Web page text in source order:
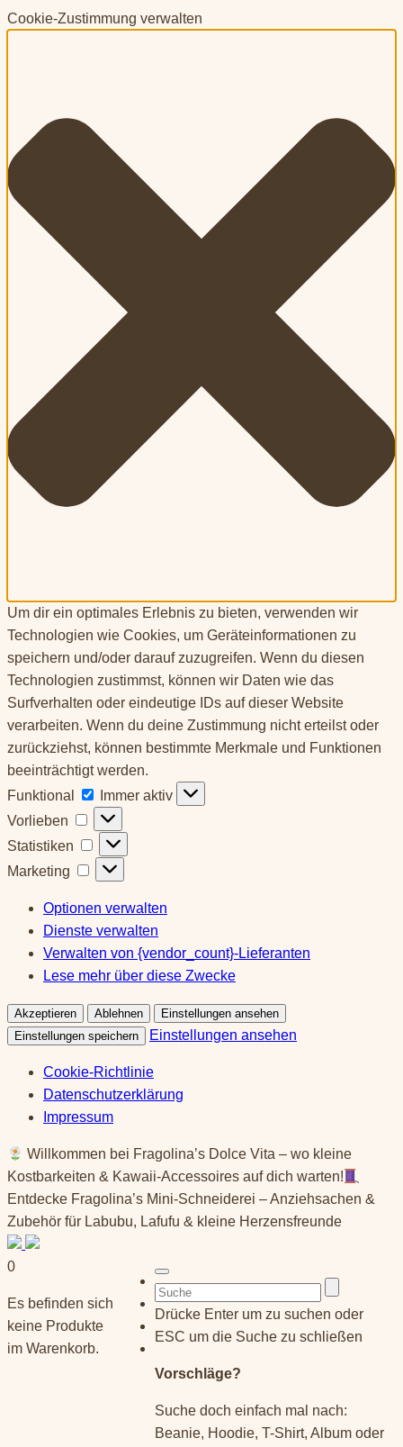
Cookie-Zustimmung verwalten
Um dir ein optimales Erlebnis zu bieten, verwenden wir
Technologien wie Cookies, um Geräteinformationen zu
speichern und/oder darauf zuzugreifen. Wenn du diesen
Technologien zustimmst, können wir Daten wie das
Surfverhalten oder eindeutige IDs auf dieser Website
verarbeiten. Wenn du deine Zustimmung nicht erteilst oder
zurückziehst, können bestimmte Merkmale und Funktionen
beeinträchtigt werden.
Funktional
Funktional
Immer aktiv
Vorlieben
Vorlieben
Statistiken
Statistiken
Marketing
Marketing
Optionen verwalten
Dienste verwalten
Verwalten von {vendor_count}-Lieferanten
Lese mehr über diese Zwecke
Akzeptieren Ablehnen
Einstellungen ansehen
Einstellungen speichern
Einstellungen ansehen
Cookie-Richtlinie
Datenschutzerklärung
Impressum
Springe
zum
Inhalt
Willkommen bei Fragolina’s Dolce Vita – wo kleine
Kostbarkeiten & Kawaii-Accessoires auf dich warten!
Entdecke Fragolina’s Mini-Schneiderei – Anziehsachen &
Zubehör für Labubu, Lafufu & kleine Herzensfreunde
0
Es befinden sich
keine Produkte
im Warenkorb.
Suchen
nach:
Drücke Enter um zu suchen oder
ESC um die Suche zu schließen
Vorschläge?
Suche doch einfach mal nach:
Beanie, Hoodie, T-Shirt, Album oder